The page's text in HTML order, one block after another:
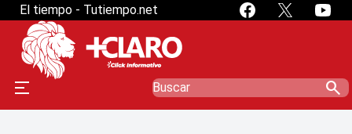
El tiempo - Tutiempo.net
search